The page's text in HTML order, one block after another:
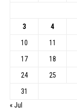
3 4
10 11
17 18
24 25
31
« Jul